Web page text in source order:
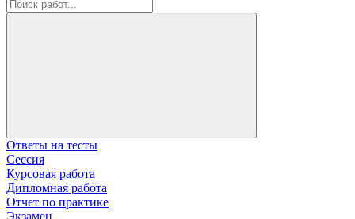
Ответы на тесты
Сессия
Курсовая работа
Дипломная работа
Отчет по практике
Экзамен